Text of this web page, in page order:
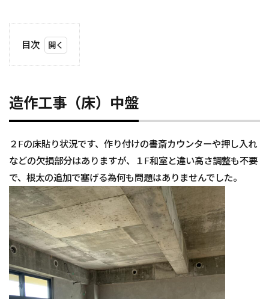
目次
（床）
中盤
造作工事（床）中盤
２Fの床貼り状況です、作り付けの書斎カウンターや押し入れ
などの欠損部分はありますが、１F和室と違い高さ調整も不要
で、根太の追加で塞げる為何も問題はありませんでした。